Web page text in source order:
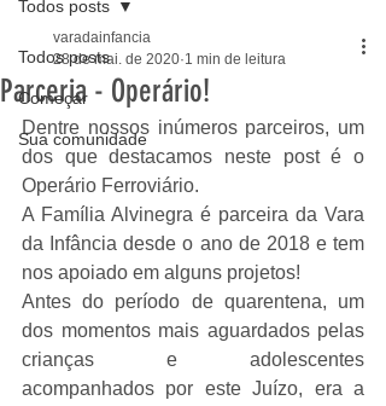
Todos posts
Começar
Sua comunidade
Todos posts
Parceria - Operário!
varadainfancia
28 de mai. de 2020 1 min de leitura
Dentre nossos inúmeros parceiros, um
dos que destacamos neste post é o
Operário Ferroviário.
A Família Alvinegra é parceira da Vara
da Infância desde o ano de 2018 e tem
nos apoiado em alguns projetos!
Antes do período de quarentena, um
dos momentos mais aguardados pelas
crianças e adolescentes
acompanhados por este Juízo, era a